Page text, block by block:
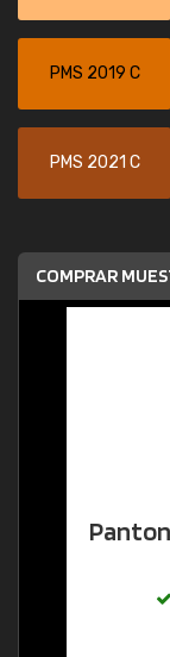
PMS 2019 C
PMS 2021 C
COMPRAR